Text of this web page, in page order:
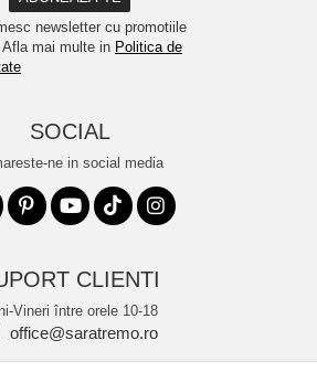
newsletter cu promotiile
mai multe in Politica de
SOCIAL
ne in social media
CLIENTI
Vineri între orele 10-18
office@saratremo.ro